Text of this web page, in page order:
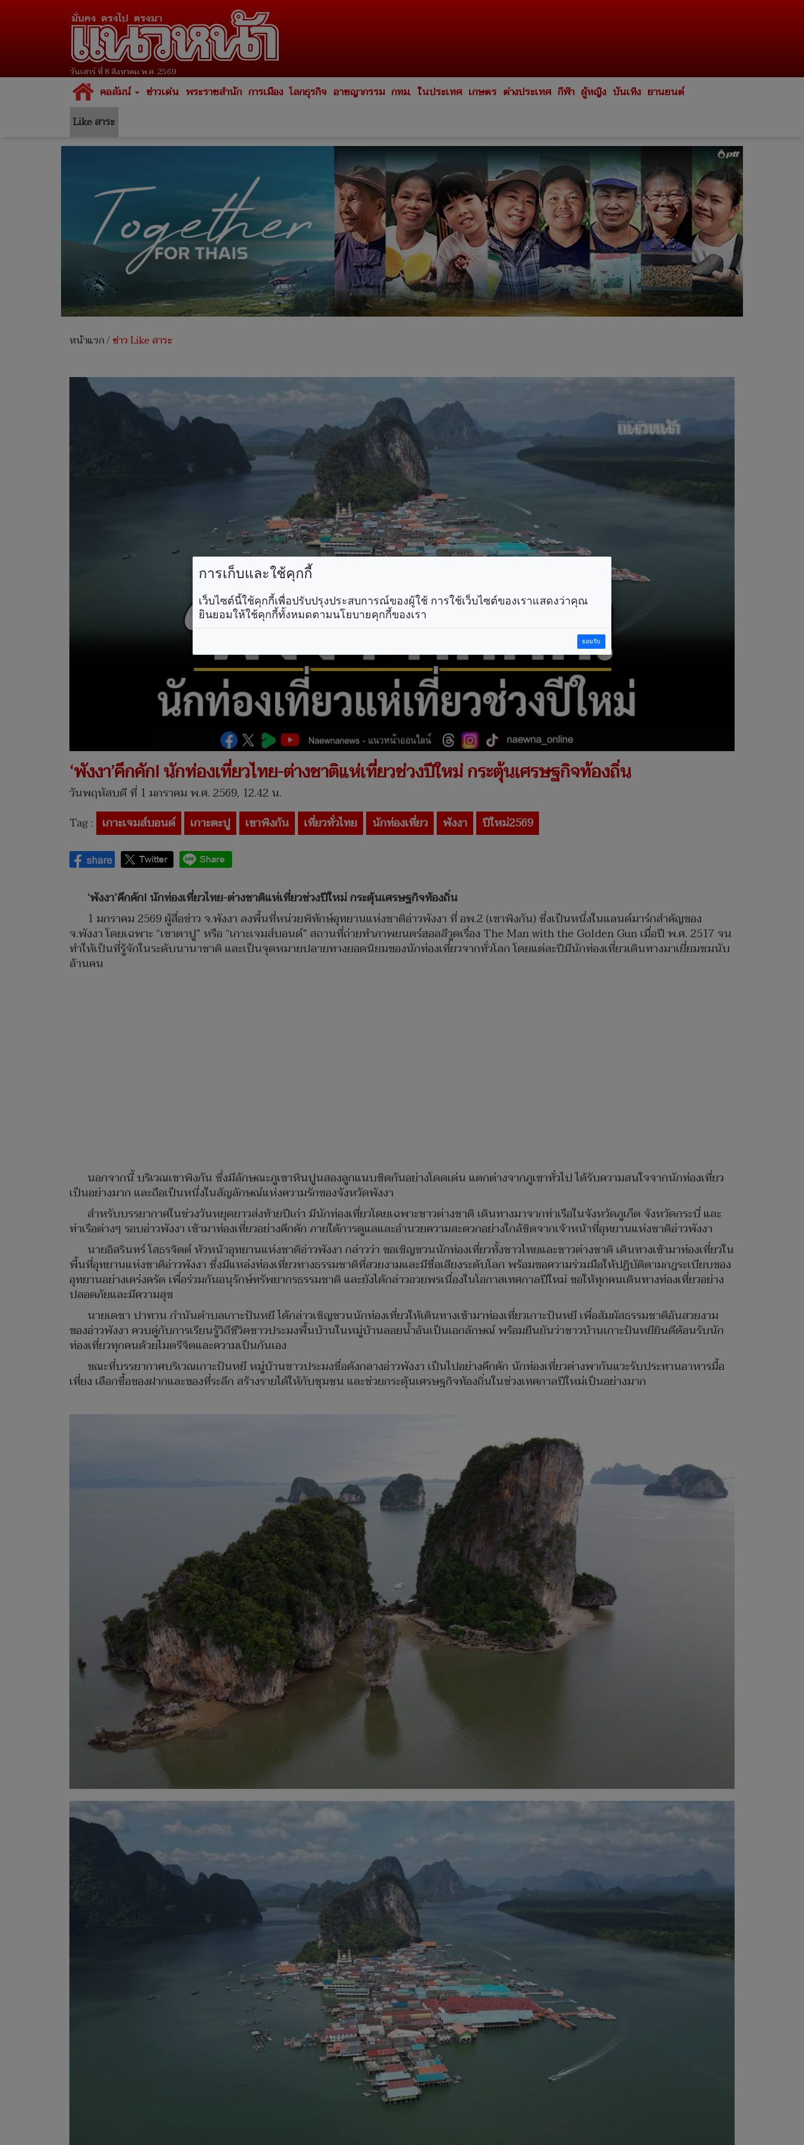
วันเสาร์ ที่ 8 สิงหาคม พ.ศ. 2569
คอลัมน์ ข่าวเด่น พระราชสำนัก การเมือง โลกธุรกิจ อาชญากรรม กทม. ในประเทศ เกษตร ต่างประเทศ กีฬา ผู้หญิง บันเทิง ยานยนต์
Like สาระ
หน้าแรก/ข่าว Like สาระ
‘พังงา’คึกคัก! นักท่องเที่ยวไทย-ต่างชาติแห่เที่ยวช่วงปีใหม่ กระตุ้นเศรษฐกิจท้องถิ่น
วันพฤหัสบดี ที่ 1 มกราคม พ.ศ. 2569, 12.42 น.
Tag : เกาะเจมส์บอนด์ เกาะตะปู เขาพิงกัน เที่ยวทั่วไทย นักท่องเที่ยว พังงา ปีใหม่2569
‘พังงา’คึกคัก! นักท่องเที่ยวไทย-ต่างชาติแห่เที่ยวช่วงปีใหม่ กระตุ้นเศรษฐกิจท้องถิ่น
1 มกราคม 2569 ผู้สื่อข่าว จ.พังงา ลงพื้นที่หน่วยพิทักษ์อุทยานแห่งชาติอ่าวพังงา ที่ อพ.2 (เขาพิงกัน) ซึ่งเป็นหนึ่งในแลนด์มาร์กสำคัญของ
จ.พังงา โดยเฉพาะ “เขาตาปู” หรือ “เกาะเจมส์บอนด์” สถานที่ถ่ายทำภาพยนตร์ฮอลลีวูดเรื่อง The Man with the Golden Gun เมื่อปี พ.ศ. 2517 จน
ทำให้เป็นที่รู้จักในระดับนานาชาติ และเป็นจุดหมายปลายทางยอดนิยมของนักท่องเที่ยวจากทั่วโลก โดยแต่ละปีมีนักท่องเที่ยวเดินทางมาเยี่ยมชมนับ
ล้านคน
นอกจากนี้ บริเวณเขาพิงกัน ซึ่งมีลักษณะภูเขาหินปูนสองลูกแนบชิดกันอย่างโดดเด่น แตกต่างจากภูเขาทั่วไป ได้รับความสนใจจากนักท่องเที่ยว
เป็นอย่างมาก และถือเป็นหนึ่งในสัญลักษณ์แห่งความรักของจังหวัดพังงา
สำหรับบรรยากาศในช่วงวันหยุดยาวส่งท้ายปีเก่า มีนักท่องเที่ยวโดยเฉพาะชาวต่างชาติ เดินทางมาจากท่าเรือในจังหวัดภูเก็ต จังหวัดกระบี่ และ
ท่าเรือต่างๆ รอบอ่าวพังงา เข้ามาท่องเที่ยวอย่างคึกคัก ภายใต้การดูแลและอำนวยความสะดวกอย่างใกล้ชิดจากเจ้าหน้าที่อุทยานแห่งชาติอ่าวพังงา
นายอิสรินทร์ โสธรจิตต์ หัวหน้าอุทยานแห่งชาติอ่าวพังงา กล่าวว่า ขอเชิญชวนนักท่องเที่ยวทั้งชาวไทยและชาวต่างชาติ เดินทางเข้ามาท่องเที่ยวใน
พื้นที่อุทยานแห่งชาติอ่าวพังงา ซึ่งมีแหล่งท่องเที่ยวทางธรรมชาติที่สวยงามและมีชื่อเสียงระดับโลก พร้อมขอความร่วมมือให้ปฏิบัติตามกฎระเบียบของ
อุทยานอย่างเคร่งครัด เพื่อร่วมกันอนุรักษ์ทรัพยากรธรรมชาติ และยังได้กล่าวอวยพรเนื่องในโอกาสเทศกาลปีใหม่ ขอให้ทุกคนเดินทางท่องเที่ยวอย่าง
ปลอดภัยและมีความสุข
นายเดชา ปาทาน กำนันตำบลเกาะปันหยี ได้กล่าวเชิญชวนนักท่องเที่ยวให้เดินทางเข้ามาท่องเที่ยวเกาะปันหยี เพื่อสัมผัสธรรมชาติอันสวยงาม
ของอ่าวพังงา ควบคู่กับการเรียนรู้วิถีชีวิตชาวประมงพื้นบ้านในหมู่บ้านลอยน้ำอันเป็นเอกลักษณ์ พร้อมยืนยันว่าชาวบ้านเกาะปันหยียินดีต้อนรับนัก
ท่องเที่ยวทุกคนด้วยไมตรีจิตและความเป็นกันเอง
ขณะที่บรรยากาศบริเวณเกาะปันหยี หมู่บ้านชาวประมงชื่อดังกลางอ่าวพังงา เป็นไปอย่างคึกคัก นักท่องเที่ยวต่างพากันแวะรับประทานอาหารมื้อ
เที่ยง เลือกซื้อของฝากและของที่ระลึก สร้างรายได้ให้กับชุมชน และช่วยกระตุ้นเศรษฐกิจท้องถิ่นในช่วงเทศกาลปีใหม่เป็นอย่างมาก
การเก็บและใช้คุกกี้
เว็บไซต์นี้ใช้คุกกี้เพื่อปรับปรุงประสบการณ์ของผู้ใช้ การใช้เว็บไซต์ของเราแสดงว่าคุณ
ยินยอมให้ใช้คุกกี้ทั้งหมดตามนโยบายคุกกี้ของเรา
ยอมรับ